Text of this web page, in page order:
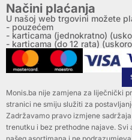
Načini plaćanja
U našoj web trgovini možete
- pouzećem
- karticama (jednokratno)
- karticama (do 12 rata)
Monis.ba nije zamjena za liječnički
stranici ne smiju služiti za
Zadržavamo pravo izmjene
trenutku i bez prethodne najave. Svi